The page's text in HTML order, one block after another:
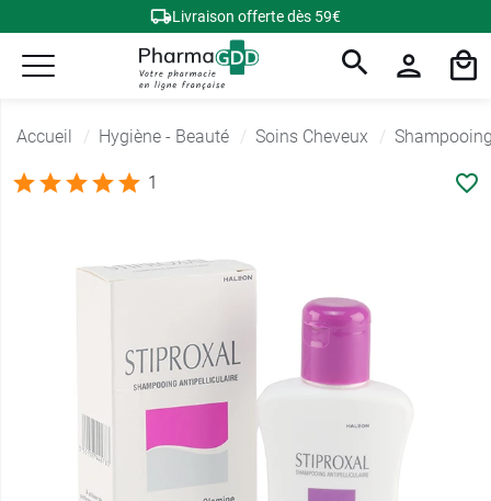
Livraison offerte dès 59€
Accueil Hygiène - Beauté Soins Cheveux
1